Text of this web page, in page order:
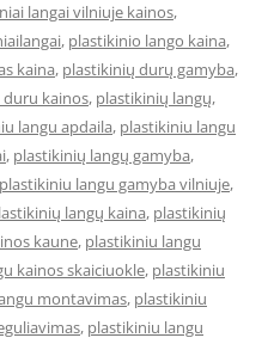
langai vilniuje kainos,
, plastikinio lango kaina,
kaina, plastikinių durų gamyba,
kainos, plastikinių langų,
langu apdaila, plastikiniu langu
, plastikinių langų gamyba,
plastikiniu langu gamyba vilniuje,
langų kaina, plastikinių
kaune, plastikiniu langu
kainos skaiciuokle, plastikiniu
montavimas, plastikiniu
, plastikiniu langu